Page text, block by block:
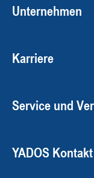
Unternehmen
Karriere
Service und
YADOS Kontakt